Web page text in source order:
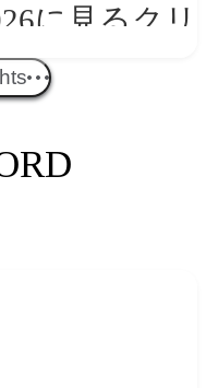
に見るクリ
ド──社会